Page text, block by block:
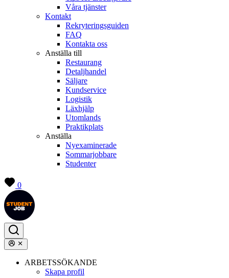
Våra tjänster
Kontakt
Rekryteringsguiden
FAQ
Kontakta oss
Anställa till
Restaurang
Detaljhandel
Säljare
Kundservice
Logistik
Läxhjälp
Utomlands
Praktikplats
Anställa
Nyexaminerade
Sommarjobbare
Studenter
0
ARBETSSÖKANDE
Skapa profil